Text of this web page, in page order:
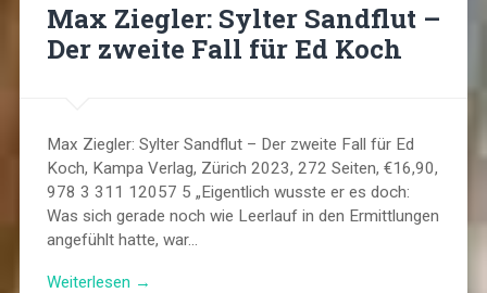
Max Ziegler: Sylter Sandflut –
Der zweite Fall für Ed Koch
Max Ziegler: Sylter Sandflut – Der zweite Fall für Ed
Koch, Kampa Verlag, Zürich 2023, 272 Seiten, €16,90,
978 3 311 12057 5 „Eigentlich wusste er es doch:
Was sich gerade noch wie Leerlauf in den Ermittlungen
angefühlt hatte, war…
Weiterlesen →